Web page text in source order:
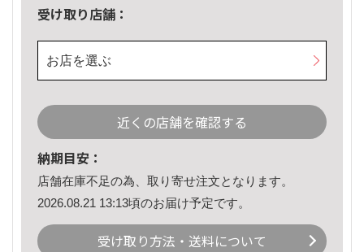
受け取り店舗：
お店を選ぶ
近くの店舗を確認する
納期目安：
店舗在庫不足の為、取り寄せ注文となります。
2026.08.21 13:13頃のお届け予定です。
受け取り方法・送料について